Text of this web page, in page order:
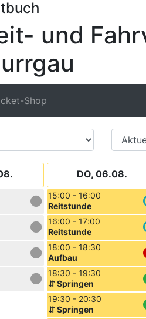
und
Shop
DO, 06.08.
15:00 - 16:00
Reitstunde
16:00 - 17:00
Reitstunde
18:00 - 18:30
Aufbau
18:30 - 19:30
⇵ Springen
19:30 - 20:30
⇵ Springen